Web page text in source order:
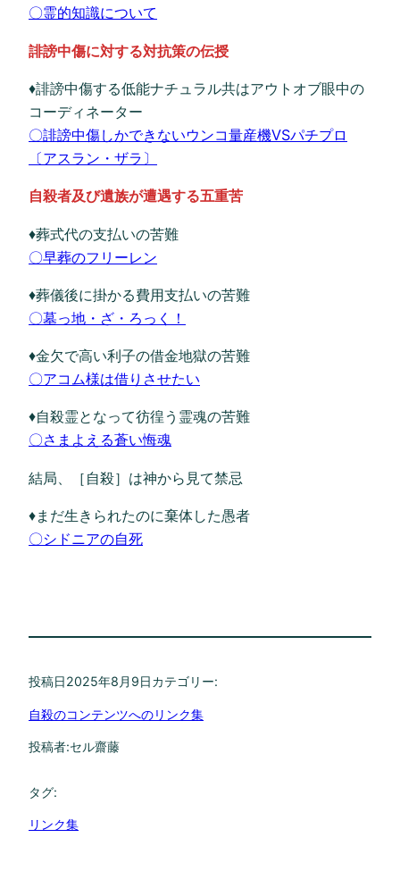
〇霊的知識について
誹謗中傷に対する対抗策の伝授
♦誹謗中傷する低能ナチュラル共はアウトオブ眼中の
コーディネーター
〇誹謗中傷しかできないウンコ量産機VSパチプロ
〔アスラン・ザラ〕
自殺者及び遺族が遭遇する五重苦
♦葬式代の支払いの苦難
〇早葬のフリーレン
♦葬儀後に掛かる費用支払いの苦難
〇墓っ地・ざ・ろっく！
♦金欠で高い利子の借金地獄の苦難
〇アコム様は借りさせたい
♦自殺霊となって彷徨う霊魂の苦難
〇さまよえる蒼い悔魂
結局、［自殺］は神から見て禁忌
♦まだ生きられたのに棄体した愚者
〇シドニアの自死
投稿日2025年8月9日カテゴリー:
自殺のコンテンツへのリンク集
投稿者:セル齋藤
タグ:
リンク集